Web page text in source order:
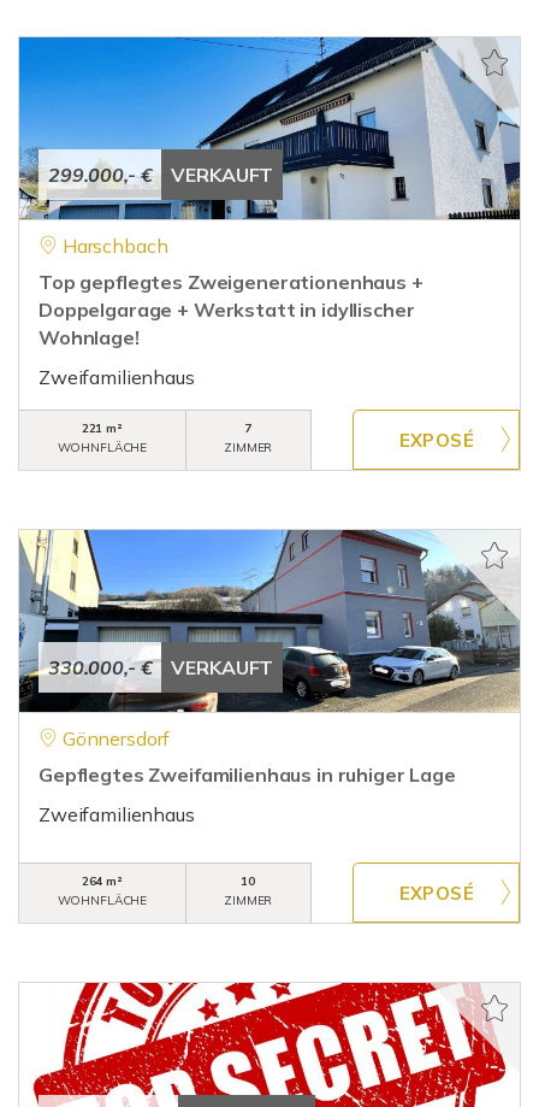
299.000,- € VERKAUFT
Harschbach
Top gepflegtes Zweigenerationenhaus +
Doppelgarage + Werkstatt in idyllischer
Wohnlage!
Zweifamilienhaus
221 m²
WOHNFLÄCHE
7
ZIMMER
330.000,- € VERKAUFT
Gönnersdorf
Gepflegtes Zweifamilienhaus in ruhiger Lage
Zweifamilienhaus
264 m²
WOHNFLÄCHE
10
ZIMMER